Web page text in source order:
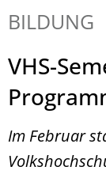
BILDUNG
VHS-
Im Februar